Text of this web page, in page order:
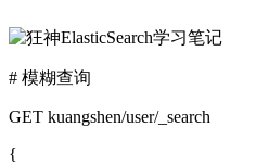
# 模糊查询
GET kuangshen/user/_search
{